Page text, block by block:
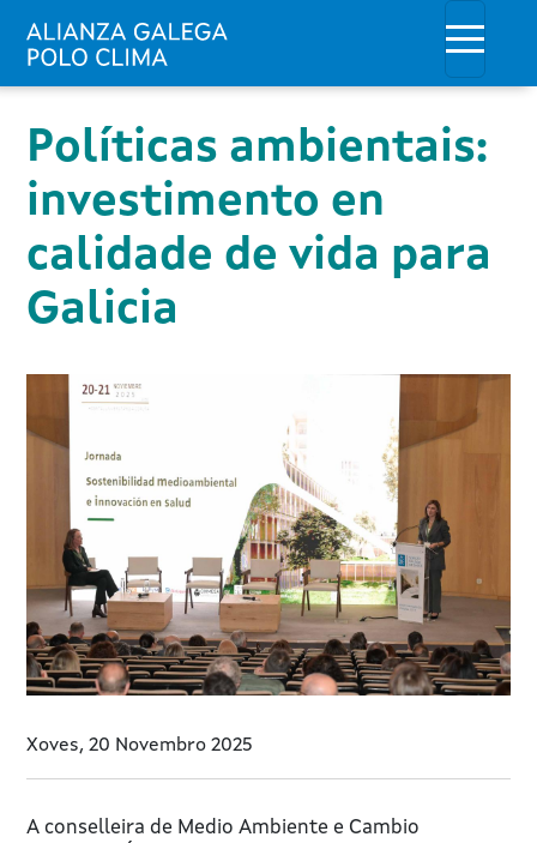
Políticas ambientais:
investimento en
calidade de vida para
Galicia
Xoves, 20 Novembro 2025
A conselleira de Medio Ambiente e Cambio